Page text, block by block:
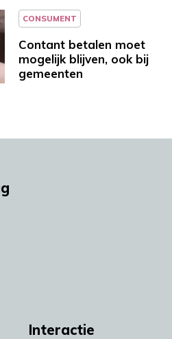
CONSUMENT
Contant betalen moet
mogelijk blijven, ook bij
gemeenten
Interactie